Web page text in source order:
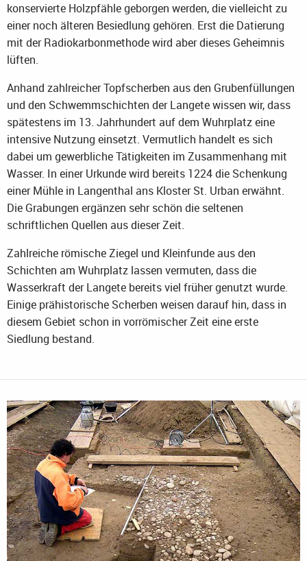
konservierte Holzpfähle geborgen werden, die vielleicht zu
einer noch älteren Besiedlung gehören. Erst die Datierung
mit der Radiokarbonmethode wird aber dieses Geheimnis
lüften.
Anhand zahlreicher Topfscherben aus den Grubenfüllungen
und den Schwemmschichten der Langete wissen wir, dass
spätestens im 13. Jahrhundert auf dem Wuhrplatz eine
intensive Nutzung einsetzt. Vermutlich handelt es sich
dabei um gewerbliche Tätigkeiten im Zusammenhang mit
Wasser. In einer Urkunde wird bereits 1224 die Schenkung
einer Mühle in Langenthal ans Kloster St. Urban erwähnt.
Die Grabungen ergänzen sehr schön die seltenen
schriftlichen Quellen aus dieser Zeit.
Zahlreiche römische Ziegel und Kleinfunde aus den
Schichten am Wuhrplatz lassen vermuten, dass die
Wasserkraft der Langete bereits viel früher genutzt wurde.
Einige prähistorische Scherben weisen darauf hin, dass in
diesem Gebiet schon in vorrömischer Zeit eine erste
Siedlung bestand.